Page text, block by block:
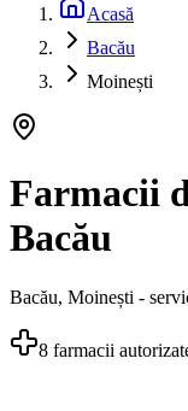
Acasă
Bacău
Moinești
Farmacii
Bacău
Bacău, Moinești -
8 farmacii